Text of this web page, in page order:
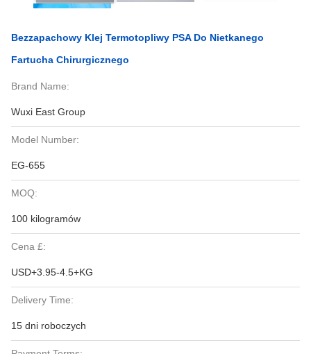
Bezzapachowy Klej Termotopliwy PSA Do Nietkanego
Fartucha Chirurgicznego
Brand Name:
Wuxi East Group
Model Number:
EG-655
MOQ:
100 kilogramów
Cena £:
USD+3.95-4.5+KG
Delivery Time:
15 dni roboczych